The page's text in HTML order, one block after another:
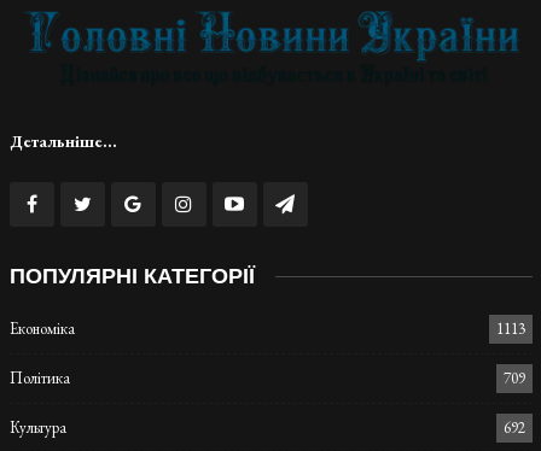
Детальніше...
ПОПУЛЯРНІ КАТЕГОРІЇ
Економіка 1113
Політика 709
Культура 692